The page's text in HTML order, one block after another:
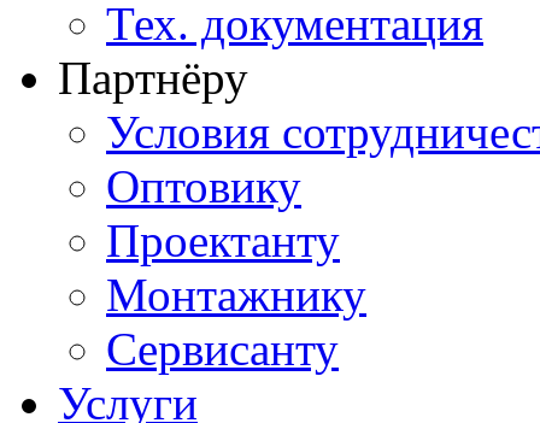
Тех. документация
Партнёру
Условия
Оптовику
Проектанту
Монтажнику
Сервисанту
Услуги